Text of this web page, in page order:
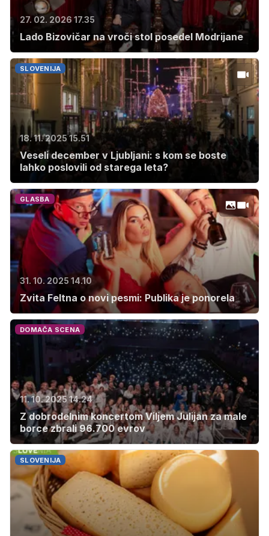
27. 02. 2026 17.35
Lado Bizovičar na vroči stol posedel Modrijane
SLOVENIJA
18. 11. 2025 15.51
Veseli december v Ljubljani: s kom se boste
lahko poslovili od starega leta?
GLASBA
31. 10. 2025 14.10
Zvita Feltna o novi pesmi: Publika je ponorela
DOMAČA SCENA
11. 10. 2025 14.24
Z dobrodelnim koncertom Viljem Julijan za male
borce zbrali 96.700 evrov
SLOVENIJA